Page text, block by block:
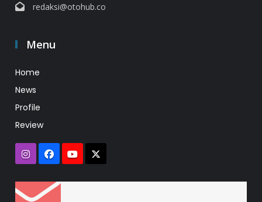
redaksi@otohub.co
Menu
Home
News
Profile
Review